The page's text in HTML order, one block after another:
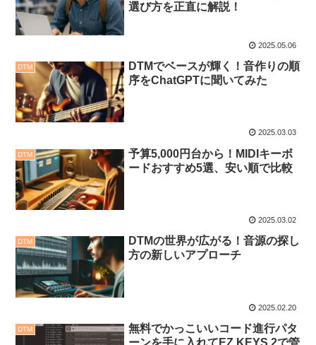
選び方を正直に解説！
2025.05.06
DTM
DTMでベースが輝く！音作りの順
序をChatGPTに聞いてみた
2025.03.03
DTM
予算5,000円台から！MIDIキーボ
ードおすすめ5選、安い順で比較
2025.03.02
DTM
DTMの世界が広がる！音源の探し
方の新しいアプローチ
2025.02.20
DTM
無料でかっこいいコード進行パタ
ーンを手に入れてEZ KEYS 2で管